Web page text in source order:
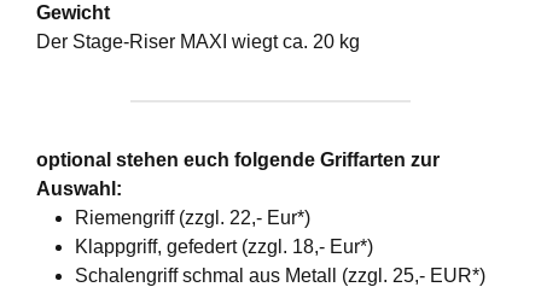
Gewicht
Der Stage-Riser MAXI wiegt ca. 20 kg
optional stehen euch folgende Griffarten zur
Auswahl:
Riemengriff (zzgl. 22,- Eur*)
Klappgriff, gefedert (zzgl. 18,- Eur*)
Schalengriff schmal aus Metall (zzgl. 25,- EUR*)